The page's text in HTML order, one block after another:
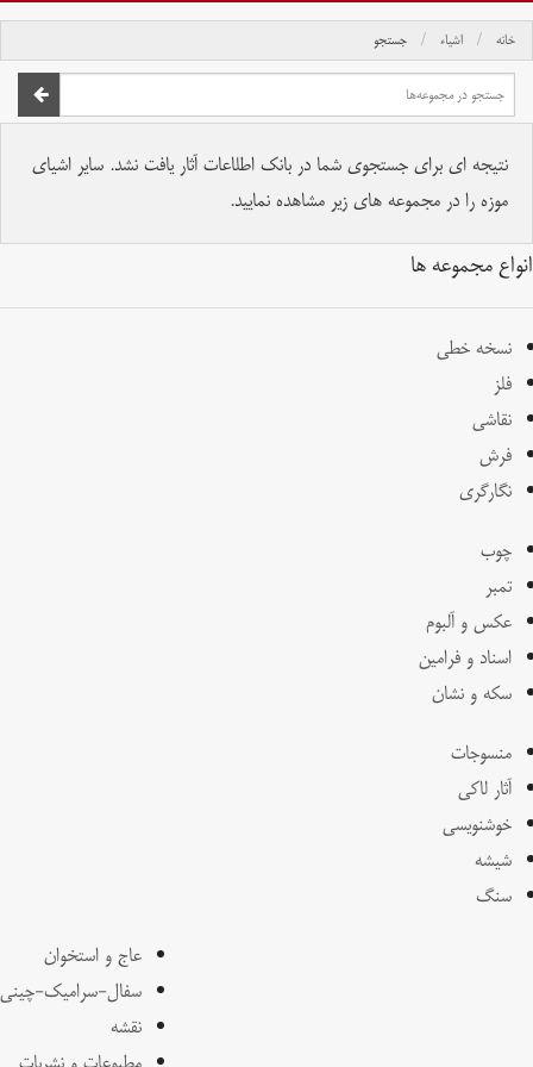
خانه اشیاء جستجو
نتیجه ای برای جستجوی شما در بانک اطلاعات آثار یافت نشد. سایر اشیای
موزه را در مجموعه های زیر مشاهده نمایید.
انواع مجموعه ها
نسخه خطی
فلز
نقاشی
فرش
نگارگری
چوب
تمبر
عکس و آلبوم
اسناد و فرامین
سکه و نشان
منسوجات
آثار لاکی
خوشنویسی
شیشه
سنگ
عاج و استخوان
سفال-سرامیک-چینی
نقشه
تمام حقوق برای موسسه کتابخانه و موزه ملی ملک محفوظ است.